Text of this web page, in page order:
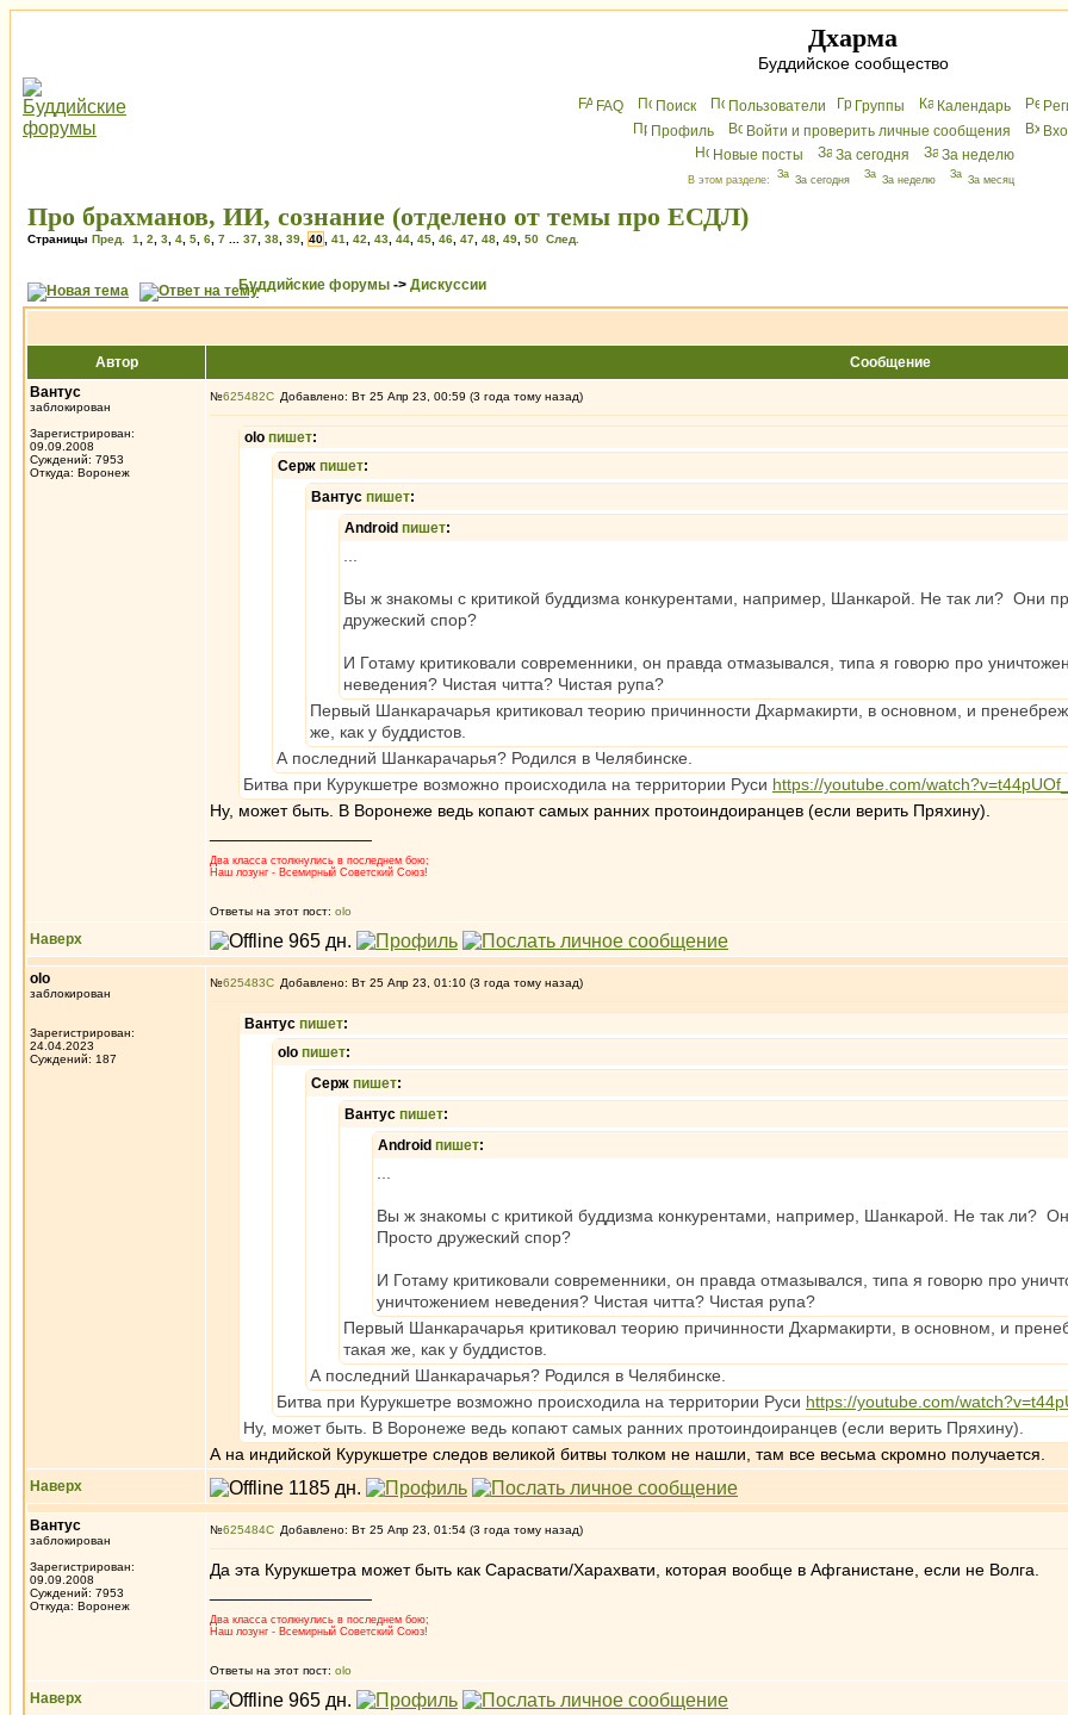
Дхарма
Буддийское сообщество
FAQ Поиск Пользователи Группы Календарь
Профиль
Войти и проверить личные сообщения
Новые посты
За сегодня За неделю
В этом разделе: За сегодня За неделю За месяц
Про брахманов, ИИ, сознание (отделено от темы про ЕСДЛ)
Страницы Пред. 1 2 3 4 5 6 7 37 38 39 40 41 42 43 44 45 46 47 48 49 50 След.
Буддийские форумы -> Дискуссии
Автор
Сообщение
Вантус
заблокирован
Зарегистрирован:
09.09.2008
Суждений: 7953
Откуда: Воронеж
№625482 Добавлено: Вт 25 Апр 23, 00:59 (3 года тому назад)
olo пишет:
Серж пишет:
Вантус пишет:
Android пишет:
Вы ж знакомы с критикой буддизма конкурентами, например, Шанкарой. Не так ли? Они
дружеский спор?
И Готаму критиковали современники, он правда отмазывался, типа я говорю про
неведения? Чистая читта? Чистая рупа?
Первый Шанкарачарья критиковал теорию причинности Дхармакирти, в основном, и
же, как у буддистов.
А последний Шанкарачарья? Родился в Челябинске.
Битва при Курукшетре возможно происходила на территории Руси https://youtube.com/
Ну, может быть. В Воронеже ведь копают самых ранних протоиндоиранцев (если верить Пряхину).
Два класса столкнулись в последнем бою;
Наш лозунг - Всемирный Советский Союз!
Ответы на этот пост: olo
Наверх
olo
заблокирован
Зарегистрирован:
24.04.2023
Суждений: 187
№625483 Добавлено: Вт 25 Апр 23, 01:10 (3 года тому назад)
Вантус пишет:
olo пишет:
Серж пишет:
Вантус пишет:
Android пишет:
Вы ж знакомы с критикой буддизма конкурентами, например, Шанкарой. Не так ли?
Просто дружеский спор?
И Готаму критиковали современники, он правда отмазывался, типа я говорю про
уничтожением неведения? Чистая читта? Чистая рупа?
Первый Шанкарачарья критиковал теорию причинности Дхармакирти, в основном, и
такая же, как у буддистов.
А последний Шанкарачарья? Родился в Челябинске.
Битва при Курукшетре возможно происходила на территории Руси https://youtube.com/
Ну, может быть. В Воронеже ведь копают самых ранних протоиндоиранцев (если верить Пряхину).
А на индийской Курукшетре следов великой битвы толком не нашли, там все весьма скромно получается.
Наверх
Вантус
заблокирован
Зарегистрирован:
09.09.2008
Суждений: 7953
Откуда: Воронеж
№625484 Добавлено: Вт 25 Апр 23, 01:54 (3 года тому назад)
Да эта Курукшетра может быть как Сарасвати/Харахвати, которая вообще в Афганистане, если не Волга.
Два класса столкнулись в последнем бою;
Наш лозунг - Всемирный Советский Союз!
Ответы на этот пост: olo
Наверх